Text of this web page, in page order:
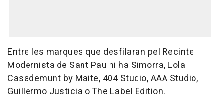
Entre les marques que desfilaran pel Recinte
Modernista de Sant Pau hi ha Simorra, Lola
Casademunt by Maite, 404 Studio, AAA Studio,
Guillermo Justicia o The Label Edition.